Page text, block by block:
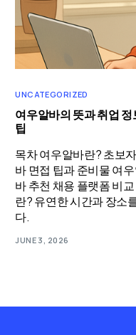
UNCATEGORIZED
여우알바의 뜻과 취업
팁
목차 여우알바란? 초보
바 면접 팁과 준비물 여
바 추천 채용 플랫폼 비
란? 유연한 시간과 장소
다.
JUNE 3, 2026